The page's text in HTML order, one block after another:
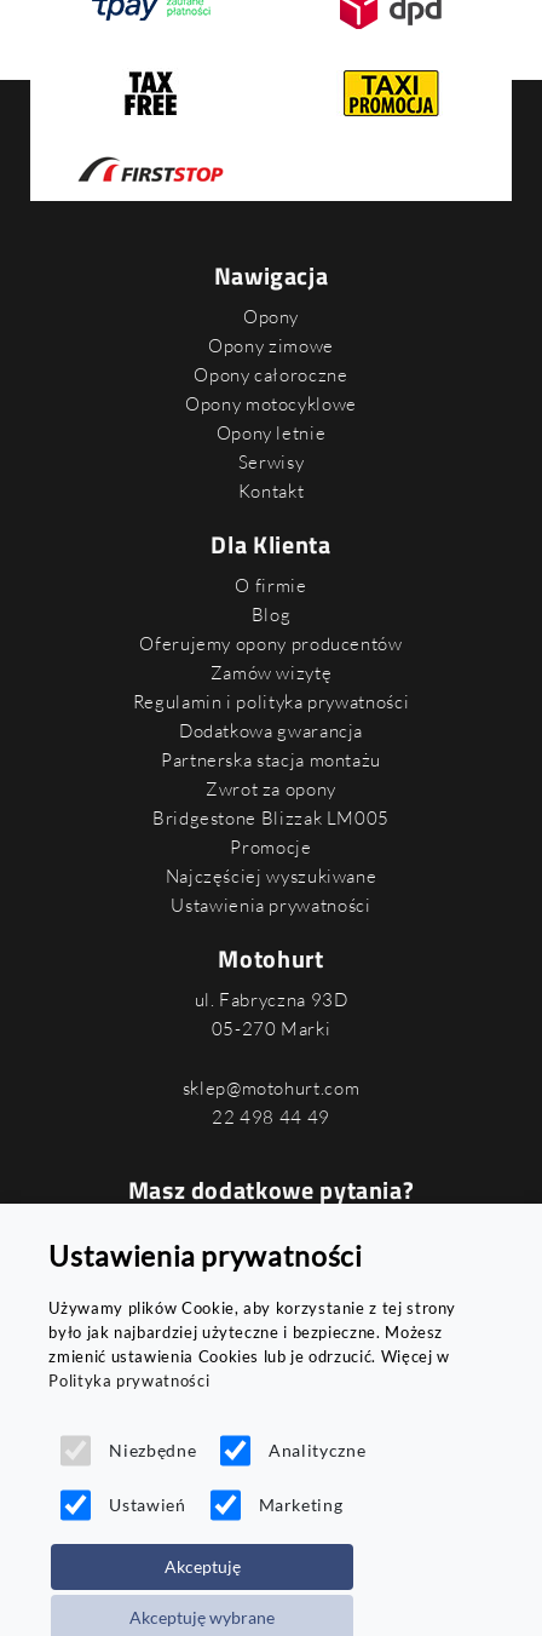
Nawigacja
Opony
Opony zimowe
Opony całoroczne
Opony motocyklowe
Opony letnie
Serwisy
Kontakt
Dla Klienta
O firmie
Blog
Oferujemy opony producentów
Zamów wizytę
Regulamin i polityka prywatności
Dodatkowa gwarancja
Partnerska stacja montażu
Zwrot za opony
Bridgestone Blizzak LM005
Promocje
Najczęściej wyszukiwane
Ustawienia prywatności
Motohurt
ul. Fabryczna 93D
05-270 Marki
sklep@motohurt.com
22 498 44 49
Masz dodatkowe pytania?
Ciebie najszybciej jak to możliwe
WYŚLIJ
Copyright © 2026 Motohurt - wszystkie prawa
Ustawienia prywatności
Używamy plików Cookie, aby korzystanie z tej strony
było jak najbardziej użyteczne i bezpieczne. Możesz
zmienić ustawienia Cookies lub je odrzucić. Więcej w
Polityka prywatności
Niezbędne Analityczne
Ustawień Marketing
Akceptuję
Akceptuję wybrane